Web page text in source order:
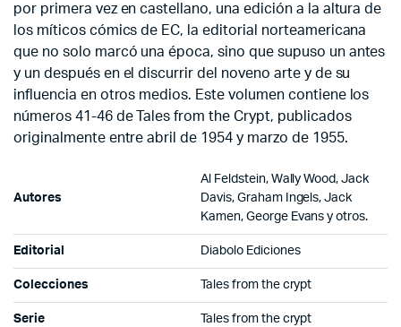
por primera vez en castellano, una edición a la altura de
los míticos cómics de EC, la editorial norteamericana
que no solo marcó una época, sino que supuso un antes
y un después en el discurrir del noveno arte y de su
influencia en otros medios. Este volumen contiene los
números 41-46 de Tales from the Crypt, publicados
originalmente entre abril de 1954 y marzo de 1955.
Autores
Al Feldstein, Wally Wood, Jack
Davis, Graham Ingels, Jack
Kamen, George Evans y otros.
Editorial Diabolo Ediciones
Colecciones Tales from the crypt
Serie Tales from the crypt